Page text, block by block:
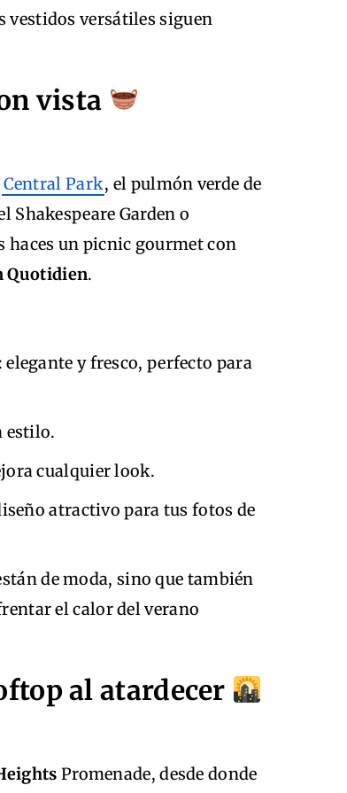
vestidos versátiles siguen
vista
Central Park, el pulmón verde de
Garden o
un picnic gourmet con
Quotidien.
: elegante y fresco, perfecto para
estilo.
cualquier look.
atractivo para tus fotos de
de moda, sino que también
el calor del verano
al atardecer
Promenade, desde donde